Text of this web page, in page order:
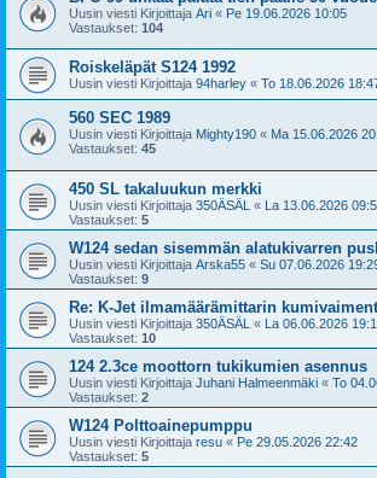
Uusin viesti Kirjoittaja Ari « Pe 19.06.2026 10:05
Vastaukset: 104
Roiskeläpät S124 1992
Uusin viesti Kirjoittaja 94harley « To 18.06.2026
560 SEC 1989
Uusin viesti Kirjoittaja Mighty190 « Ma 15.06.2026
Vastaukset: 45
450 SL takaluukun merkki
Uusin viesti Kirjoittaja 350ÄSÄL « La 13.06.2026
Vastaukset: 5
W124 sedan sisemmän alatukivarren
Uusin viesti Kirjoittaja Arska55 « Su 07.06.2026
Vastaukset: 9
Re: K-Jet ilmamäärämittarin
Uusin viesti Kirjoittaja 350ÄSÄL « La 06.06.2026
Vastaukset: 10
124 2.3ce moottorn tukikumien asennus
Uusin viesti Kirjoittaja Juhani Halmeenmäki « To
Vastaukset: 2
W124 Polttoainepumppu
Uusin viesti Kirjoittaja resu « Pe 29.05.2026 22:42
Vastaukset: 5